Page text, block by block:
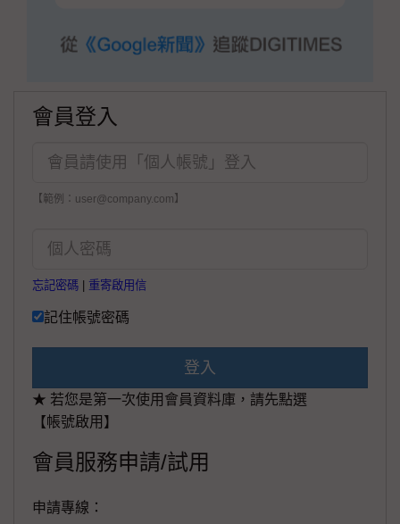
會員登入
【範例：user@company.com】
忘記密碼 重寄啟用信
記住帳號密碼
登入
★ 若您是第一次使用會員資料庫，請先點選
【帳號啟用】
會員服務申請/試用
申請專線：